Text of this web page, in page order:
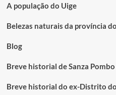
A população do Uige
Belezas naturais da província
Blog
Breve historial de Sanza Pombo
Breve historial do ex-Distrito